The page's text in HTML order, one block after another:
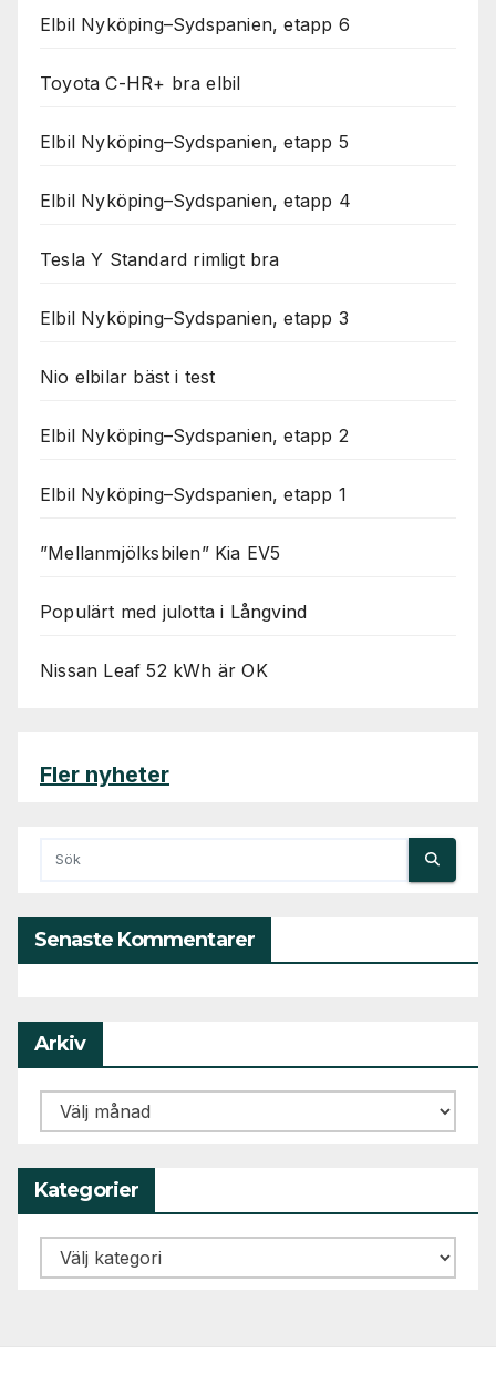
Elbil Nyköping–Sydspanien, etapp 6
Toyota C-HR+ bra elbil
Elbil Nyköping–Sydspanien, etapp 5
Elbil Nyköping–Sydspanien, etapp 4
Tesla Y Standard rimligt bra
Elbil Nyköping–Sydspanien, etapp 3
Nio elbilar bäst i test
Elbil Nyköping–Sydspanien, etapp 2
Elbil Nyköping–Sydspanien, etapp 1
”Mellanmjölksbilen” Kia EV5
Populärt med julotta i Långvind
Nissan Leaf 52 kWh är OK
Fler nyheter
Senaste Kommentarer
Arkiv
Arkiv
Kategorier
Kategorier